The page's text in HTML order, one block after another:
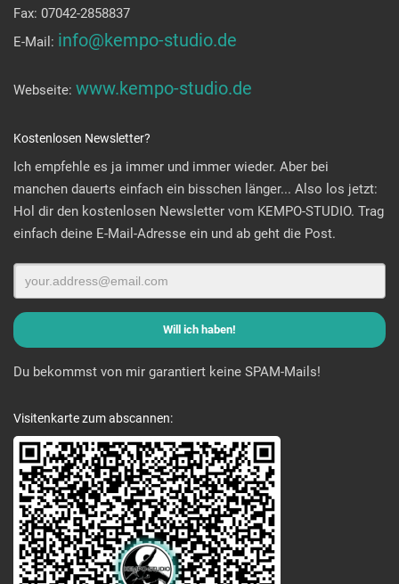
Fax: 07042-2858837
E-Mail: info@kempo-studio.de
Webseite: www.kempo-studio.de
Kostenlosen Newsletter?
Ich empfehle es ja immer und immer wieder. Aber bei
manchen dauerts einfach ein bisschen länger... Also los jetzt:
Hol dir den kostenlosen Newsletter vom KEMPO-STUDIO. Trag
einfach deine E-Mail-Adresse ein und ab geht die Post.
Du bekommst von mir garantiert keine SPAM-Mails!
Visitenkarte zum abscannen: